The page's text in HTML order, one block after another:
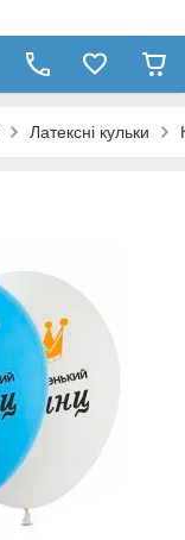
Латексні кульки